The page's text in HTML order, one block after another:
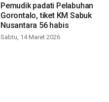
Pemudik padati Pelabuhan
Gorontalo, tiket KM Sabuk
Nusantara 56 habis
Sabtu, 14 Maret 2026